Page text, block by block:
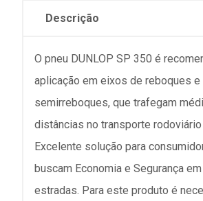
Descrição
O pneu DUNLOP SP 350 é
aplicação em eixos de reboques e
semirreboques, que trafegam
distâncias no transporte rodoviário
Excelente solução para
buscam Economia e Segurança
estradas. Para este produto é